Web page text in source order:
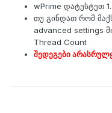
wPrime დატესტეთ
თუ გინდათ რომ
advanced settings
Thread Count
შედეგები